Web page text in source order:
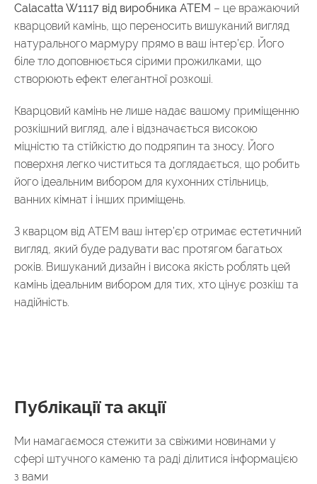
Calacatta W1117 від виробника АТЕМ – це вражаючий
кварцовий камінь, що переносить вишуканий вигляд
натурального мармуру прямо в ваш інтер’єр. Його
біле тло доповнюється сірими прожилками, що
створюють ефект елегантної розкоші.
Кварцовий камінь не лише надає вашому приміщенню
розкішний вигляд, але і відзначається високою
міцністю та стійкістю до подряпин та зносу. Його
поверхня легко чиститься та доглядається, що робить
його ідеальним вибором для кухонних стільниць,
ванних кімнат і інших приміщень.
З кварцом від АТЕМ ваш інтер’єр отримає естетичний
вигляд, який буде радувати вас протягом багатьох
років. Вишуканий дизайн і висока якість роблять цей
камінь ідеальним вибором для тих, хто цінує розкіш та
надійність.
Публікації та акції
Ми намагаємося стежити за свіжими новинами у
сфері штучного каменю та раді ділитися інформацією
з вами